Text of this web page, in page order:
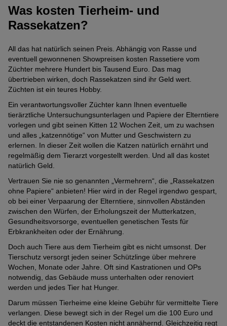
Was kosten Tierheim- und
Rassekatzen?
All das hat natürlich seinen Preis. Abhängig von Rasse und
eventuell gewonnenen Showpreisen kosten Rassetiere vom
Züchter mehrere Hundert bis Tausend Euro. Das mag
übertrieben wirken, doch Rassekatzen sind ihr Geld wert.
Züchten ist ein teures Hobby.
Ein verantwortungsvoller Züchter kann Ihnen eventuelle
tierärztliche Untersuchungsunterlagen und Papiere der Elterntiere
vorlegen und gibt seinen Kitten 12 Wochen Zeit, um zu wachsen
und alles „katzennötige“ von Mutter und Geschwistern zu
erlernen. In dieser Zeit wollen die Katzen natürlich ernährt und
regelmäßig dem Tierarzt vorgestellt werden. Und all das kostet
natürlich Geld.
Vertrauen Sie nie so genannten „Vermehrern“, die „Rassekatzen
ohne Papiere“ anbieten! Hier wird in der Regel irgendwo gespart,
ob bei einer Verpaarung der Elterntiere, sinnvollen Abständen
zwischen den Würfen, der Erholungszeit der Mutterkatzen,
Gesundheitsvorsorge, eventuellen genetischen Tests für
Erbkrankheiten oder der Ernährung.
Doch auch Tiere aus dem Tierheim gibt es nicht umsonst. Der
Tierschutz versorgt jeden seiner Schützlinge über mehrere
Wochen, Monate oder Jahre. Oft sind Kastrationen und OPs
notwendig, das Gebäude muss unterhalten oder renoviert
werden und jedes Tier hat Hunger.
Darum müssen Tierheime eine kleine Gebühr für vermittelte Tiere
verlangen. Diese bewegt sich in der Regel um die 100 Euro und
deckt die entstandenen Kosten nicht annähernd. Gleichzeitig regt